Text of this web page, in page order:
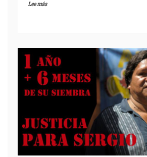
Lee más